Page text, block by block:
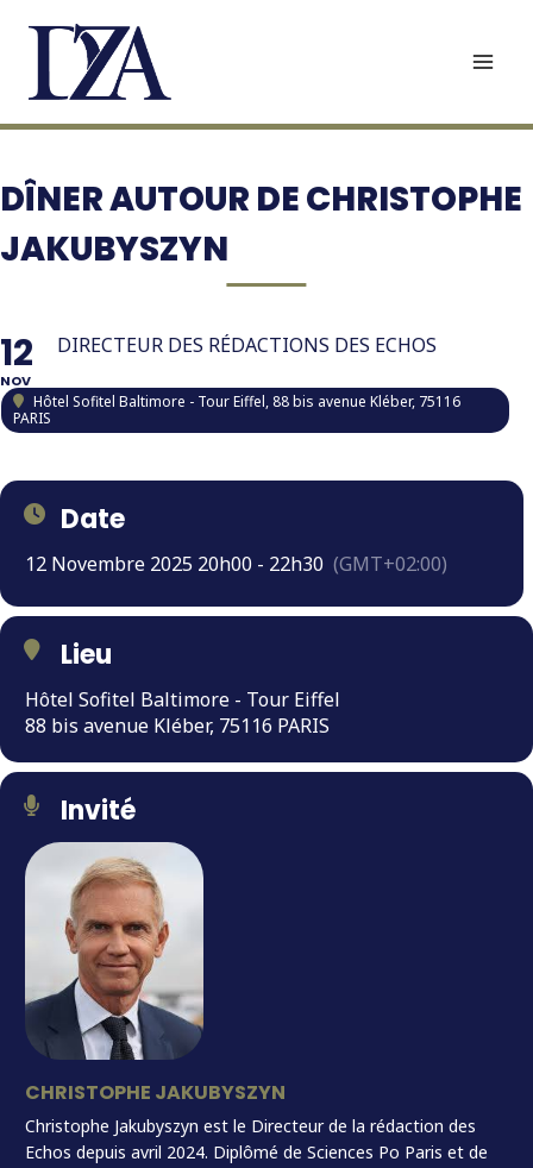
contenu
DÎNER AUTOUR DE CHRISTOPHE
JAKUBYSZYN
12
NOV
DIRECTEUR DES RÉDACTIONS DES ECHOS
Hôtel Sofitel Baltimore - Tour Eiffel, 88 bis avenue Kléber, 75116
PARIS
Date
12 Novembre 2025 20h00 - 22h30 (GMT+02:00)
Lieu
Hôtel Sofitel Baltimore - Tour Eiffel
88 bis avenue Kléber, 75116 PARIS
Invité
CHRISTOPHE JAKUBYSZYN
Christophe Jakubyszyn est le Directeur de la rédaction des
Echos depuis avril 2024. Diplômé de Sciences Po Paris et de